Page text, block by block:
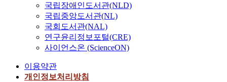
국립장애인도서관(NLD)
국립중앙도서관(NL)
국회도서관(NAL)
연구윤리정보포털(CRE)
사이언스온 (ScienceON)
이용약관
개인정보처리방침